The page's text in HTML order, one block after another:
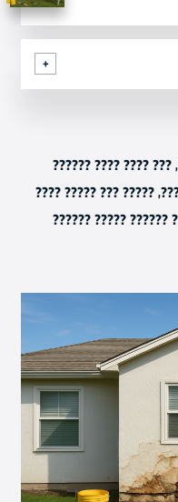
??? ????? ??????
????? ???? ?? ????
?????? ?????? ???